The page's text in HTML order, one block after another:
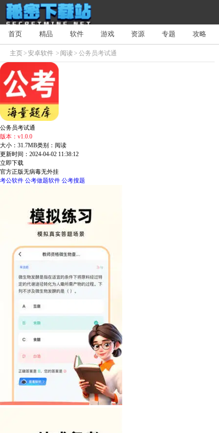
首页 精品 软件 游戏 资源 专题 攻略
主页>安卓软件 > 阅读> 公务员考试通
公务员考试通
版本：v1.0.0
大小：31.7MB类别：阅读
更新时间：2024-04-02 11:38:12
立即下载
官方正版无病毒无外挂
考公软件 公考做题软件 公考搜题